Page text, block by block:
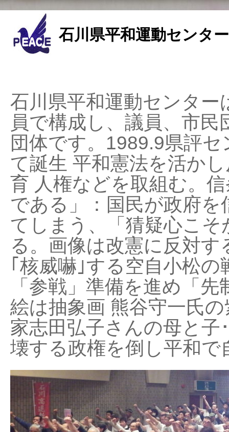
石川県平和運動センタ
石川県平和運動センタ
員で構成し、議員、市
団体です。1989.9県評
て誕生 平和憲法を活か
育 人権などを取組む。
である」：国民が政府
てしまう、「猜疑心こ
る。画像は改憲に反対
｢核威嚇｣する空自小松
「参戦」準備を進め「
絵は抽象画 熊谷守一氏
家志田弘子さんの母と子
壊する政権を倒し平和